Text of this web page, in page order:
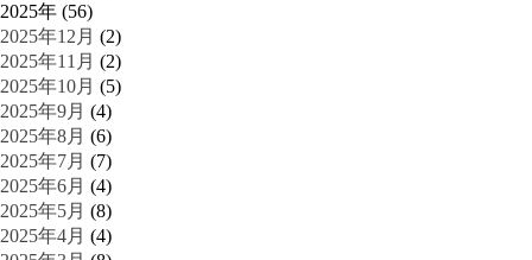
2025年 (56)
2025年12月 (2)
2025年11月 (2)
2025年10月 (5)
2025年9月 (4)
2025年8月 (6)
2025年7月 (7)
2025年6月 (4)
2025年5月 (8)
2025年4月 (4)